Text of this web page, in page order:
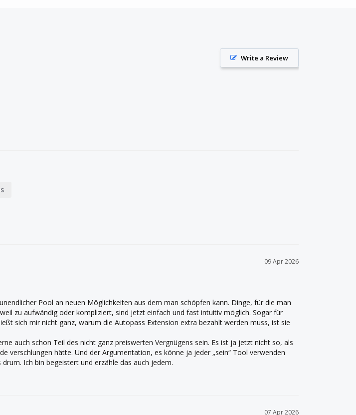
Write a Review
09 Apr 2026
Pool an neuen Möglichkeiten aus dem man schöpfen kann. Dinge, für die man
zu aufwändig oder kompliziert, sind jetzt einfach und fast intuitiv möglich. Sogar für
sich mir nicht ganz, warum die Autopass Extension extra bezahlt werden muss, ist sie
auch schon Teil des nicht ganz preiswerten Vergnügens sein. Es ist ja jetzt nicht so, als
verschlungen hätte. Und der Argumentation, es könne ja jeder „sein“ Tool verwenden
Ich bin begeistert und erzähle das auch jedem.
07 Apr 2026